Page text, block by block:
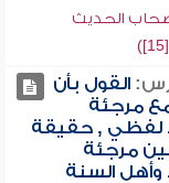
الحديث
القول بأن
مرجئة
لفظي , حقيقة
مرجئة
وأهل السنة